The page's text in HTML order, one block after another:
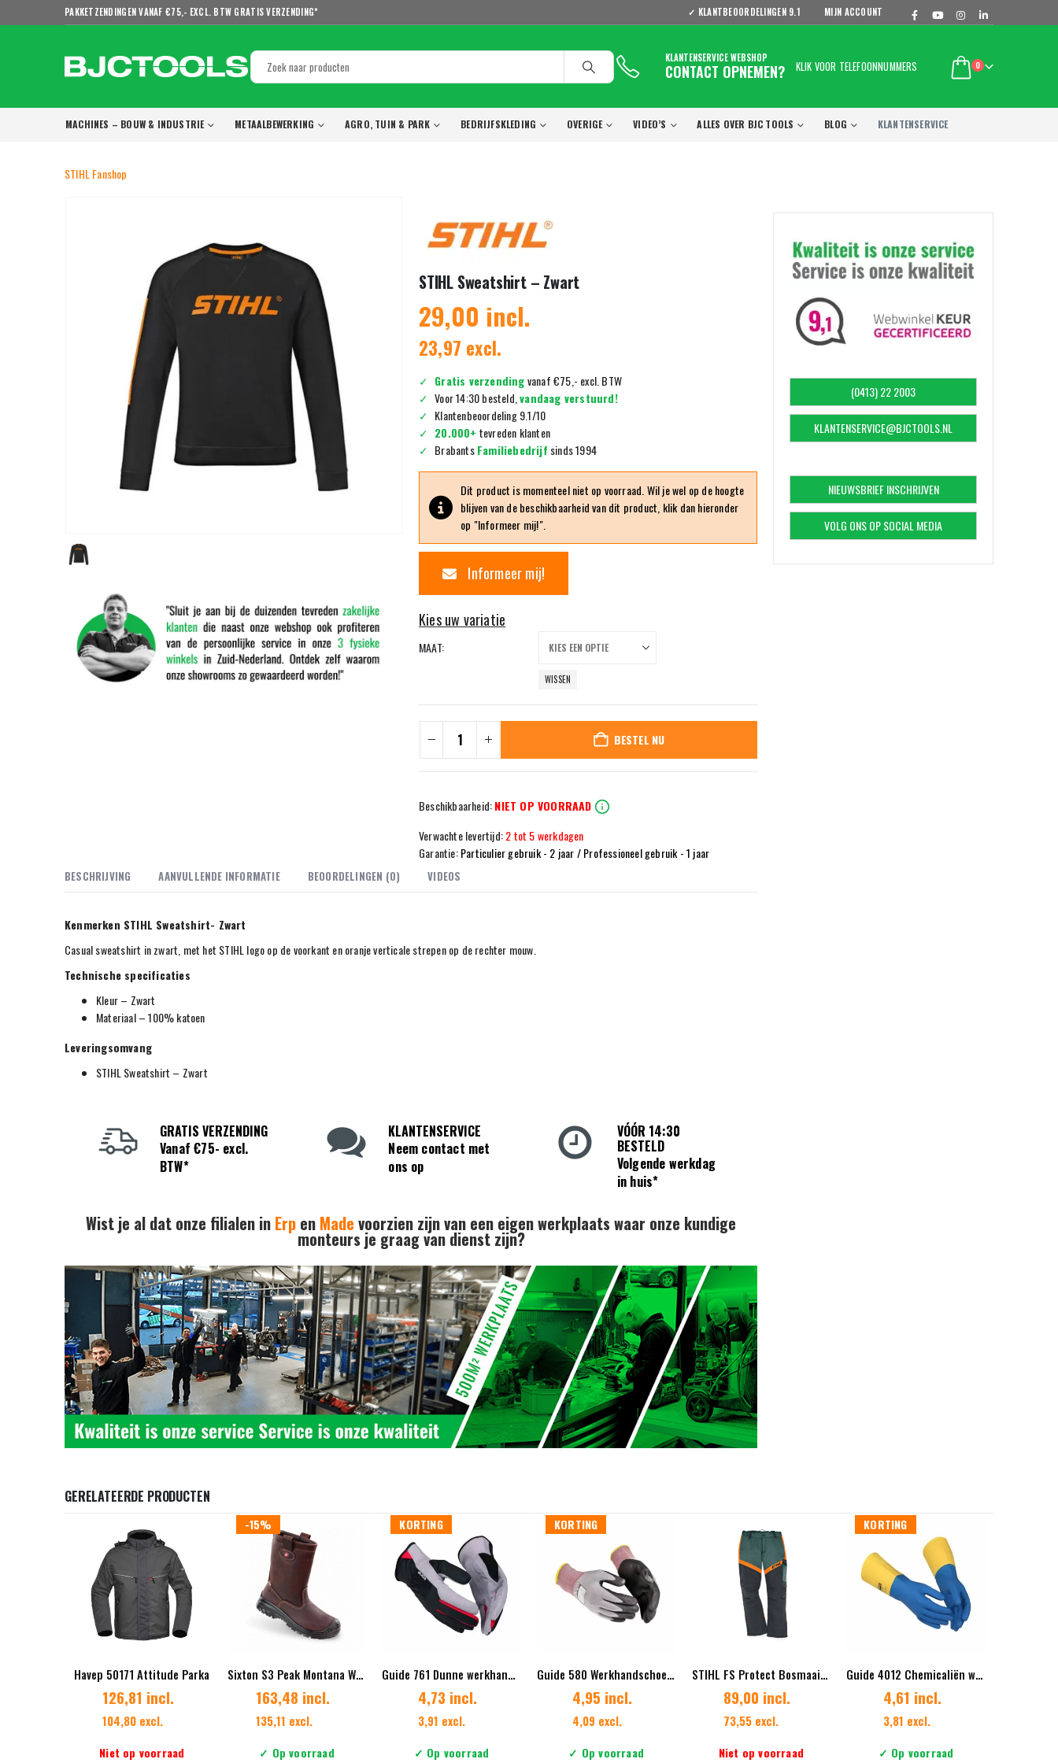
PAKKETZENDINGEN VANAF €75,- EXCL. BTW GRATIS VERZENDING* ✓ KLANTBEOORDELINGEN 9.1 MIJN ACCOUNT
KLANTENSERVICE WEBSHOP
CONTACT OPNEMEN? KLIK VOOR TELEFOONNUMMERS 0
MACHINES – BOUW & INDUSTRIE METAALBEWERKING AGRO, TUIN & PARK BEDRIJFSKLEDING OVERIGE VIDEO’S ALLES OVER BJC TOOLS BLOG KLANTENSERVICE
STIHL Fanshop
STIHL Sweatshirt – Zwart
29,00 incl.
23,97 excl.
Gratis verzendingvanaf €75,- excl. BTW
Voor 14:30 besteld,vandaag verstuurd!
Klantenbeoordeling 9.1/10
20.000+ tevreden klanten
BrabantsFamiliebedrijf sinds 1994
Dit product is momenteel niet op voorraad. Wil je wel op de hoogte
blijven van de beschikbaarheid van dit product, klik dan hieronder
op "Informeer mij!".
Informeer mij!
MAAT
WISSEN
BESTEL NU
Beschikbaarheid:NIET OP VOORRAAD
Verwachte levertijd:2 tot 5 werkdagen
Garantie:Particulier gebruik - 2 jaar / Professioneel gebruik - 1 jaar
BESCHRIJVING AANVULLENDE INFORMATIE BEOORDELINGEN (0) VIDEOS
Kenmerken STIHL Sweatshirt- Zwart
Casual sweatshirt in zwart, met het STIHL logo op de voorkant en oranje verticale strepen op de rechter mouw.
Technische specificaties
Kleur – Zwart
Materiaal – 100% katoen
Leveringsomvang
STIHL Sweatshirt – Zwart
GRATIS VERZENDING
Vanaf €75- excl.
BTW*
KLANTENSERVICE
Neem contact met
ons op
VÓÓR 14:30
BESTELD
Volgende werkdag
in huis*
Wist je al dat onze filialen in Erp en Made voorzien zijn van een eigen werkplaats waar onze kundige
monteurs je graag van dienst zijn?
(0413) 22 2003
KLANTENSERVICE@BJCTOOLS.NL
NIEUWSBRIEF INSCHRIJVEN
VOLG ONS OP SOCIAL MEDIA
GERELATEERDE PRODUCTEN
Havep 50171 Attitude Parka
126,81 incl.
104,80 excl.
Niet op voorraad
-15%
Sixton S3 Peak Montana Werklaars Bruin Waterproof
163,48 incl.
135,11 excl.
✓ Op voorraad
KORTING
Guide 761 Dunne werkhandschoen Synthetisch leer
4,73 incl.
3,91 excl.
✓ Op voorraad
KORTING
Guide 580 Werkhandschoen Nitril
4,95 incl.
4,09 excl.
✓ Op voorraad
STIHL FS Protect Bosmaaier beschermingsbroek
89,00 incl.
73,55 excl.
Niet op voorraad
KORTING
Guide 4012 Chemicaliën werkhandschoen – Latex/neopreen
4,61 incl.
3,81 excl.
✓ Op voorraad